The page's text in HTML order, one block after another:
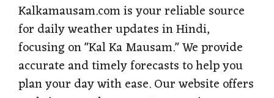
Kalkamausam.com is your reliable source
for daily weather updates in Hindi,
focusing on "Kal Ka Mausam." We provide
accurate and timely forecasts to help you
plan your day with ease. Our website offers